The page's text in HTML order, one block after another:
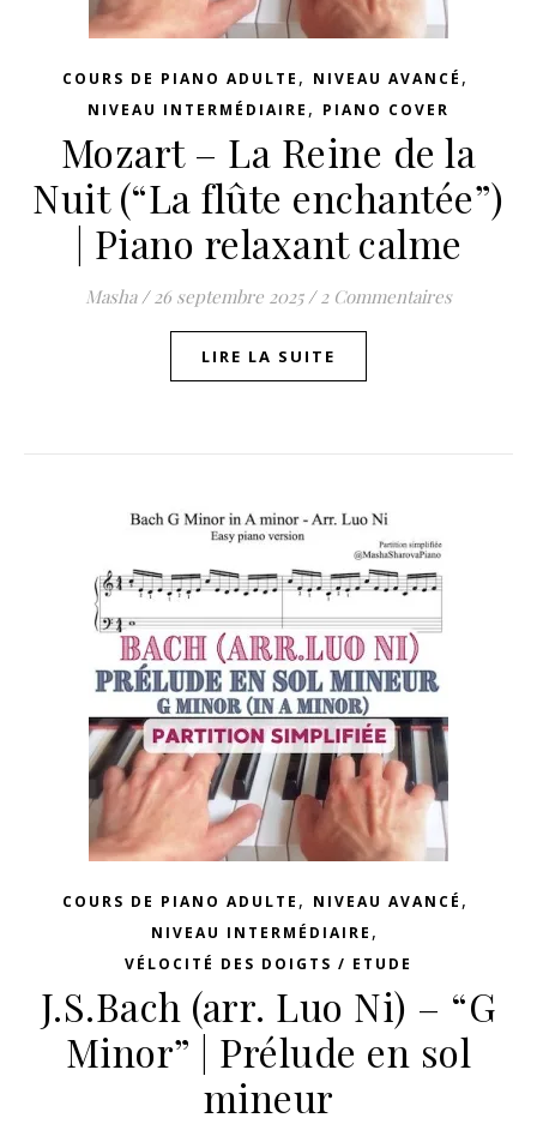
COURS DE PIANO ADULTE , NIVEAU AVANCÉ ,
NIVEAU INTERMÉDIAIRE , PIANO COVER
Mozart – La Reine de la
Nuit (“La flûte enchantée”)
| Piano relaxant calme
Masha / 26 septembre 2025 / 2 Commentaires
LIRE LA SUITE
COURS DE PIANO ADULTE , NIVEAU AVANCÉ ,
NIVEAU INTERMÉDIAIRE ,
VÉLOCITÉ DES DOIGTS / ETUDE
J.S.Bach (arr. Luo Ni) – “G
Minor” | Prélude en sol
mineur